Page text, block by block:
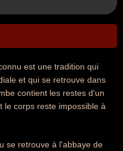
est une tradition qui
et qui se retrouve dans
contient les restes d'un
le corps reste impossible à
se retrouve à l'abbaye de